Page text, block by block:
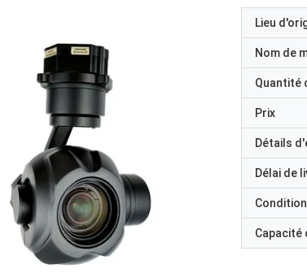
Lieu
Nom de
Quantité
Prix
Détails
Délai de
Capacité